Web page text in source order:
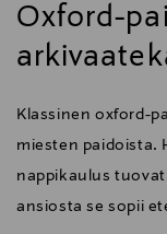
Oxford-
Klassinen oxford-
miesten paidoista.
nappikaulus
ansiosta se sopii